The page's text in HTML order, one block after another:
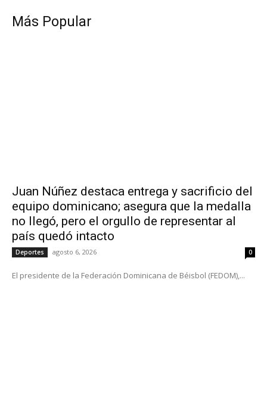
Más Popular
Juan Núñez destaca entrega y sacrificio del
equipo dominicano; asegura que la medalla
no llegó, pero el orgullo de representar al
país quedó intacto
Deportes agosto 6, 2026 0
El presidente de la Federación Dominicana de Béisbol (FEDOM),...